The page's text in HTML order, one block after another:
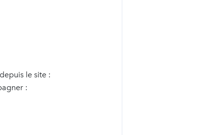
le site :
: